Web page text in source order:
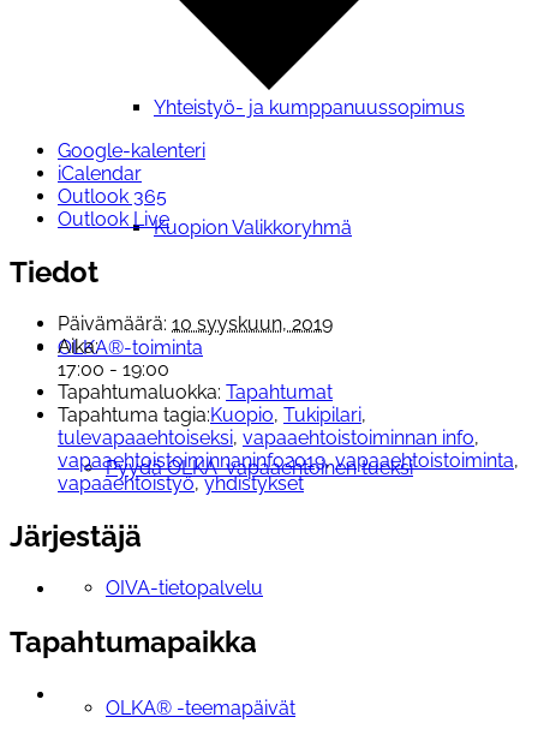
Yhteistyö- ja kumppanuussopimus
Kuopion Valikkoryhmä
OLKA®-toiminta
Pyydä OLKA-vapaaehtoinen tueksi
OIVA-tietopalvelu
OLKA® -teemapäivät
Google-kalenteri
iCalendar
Outlook 365
Outlook Live
Tiedot
Päivämäärä: 10 syyskuun, 2019
Aika:
17:00 - 19:00
Tapahtumaluokka: Tapahtumat
Tapahtuma tagia:Kuopio, Tukipilari,
tulevapaaehtoiseksi, vapaaehtoistoiminnan info,
vapaaehtoistoiminnaninfo2019,vapaaehtoistoiminta,
vapaaehtoistyö,yhdistykset
Järjestäjä
Tapahtumapaikka